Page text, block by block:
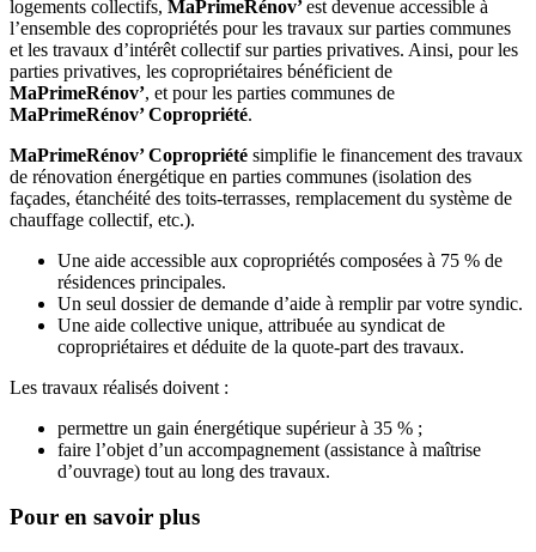
logements collectifs, MaPrimeRénov’est devenue accessible à
l’ensemble des copropriétés pour les travaux sur parties communes
et les travaux d’intérêt collectif sur parties privatives. Ainsi, pour les
parties privatives, les copropriétaires bénéficient de
MaPrimeRénov’, et pour les parties communes de
MaPrimeRénov’ Copropriété.
MaPrimeRénov’ Copropriété simplifie le financement des travaux
de rénovation énergétique en parties communes (isolation des
façades, étanchéité des toits-terrasses, remplacement du système de
chauffage collectif, etc.).
Une aide accessible aux copropriétés composées à 75 % de
résidences principales.
Un seul dossier de demande d’aide à remplir par votre syndic.
Une aide collective unique, attribuée au syndicat de
copropriétaires et déduite de la quote-part des travaux.
Les travaux réalisés doivent :
permettre un gain énergétique supérieur à 35 % ;
faire l’objet d’un accompagnement (assistance à maîtrise
d’ouvrage) tout au long des travaux.
Pour en savoir plus